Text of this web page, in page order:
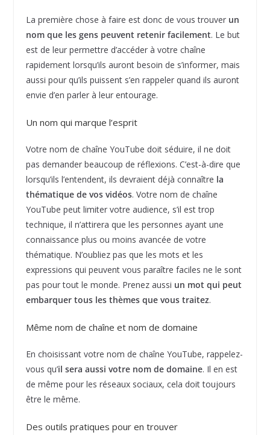
La première chose à faire est donc de vous trouver un
nom que les gens peuvent retenir facilement. Le but
est de leur permettre d’accéder à votre chaîne
rapidement lorsqu’ils auront besoin de s’informer, mais
aussi pour qu’ils puissent s’en rappeler quand ils auront
envie d’en parler à leur entourage.
Un nom qui marque l’esprit
Votre nom de chaîne YouTube doit séduire, il ne doit
pas demander beaucoup de réflexions. C’est-à-dire que
lorsqu’ils l’entendent, ils devraient déjà connaître la
thématique de vos vidéos. Votre nom de chaîne
YouTube peut limiter votre audience, s’il est trop
technique, il n’attirera que les personnes ayant une
connaissance plus ou moins avancée de votre
thématique. N’oubliez pas que les mots et les
expressions qui peuvent vous paraître faciles ne le sont
pas pour tout le monde. Prenez aussi un mot qui peut
embarquer tous les thèmes que vous traitez.
Même nom de chaîne et nom de domaine
En choisissant votre nom de chaîne YouTube, rappelez-
vous qu’il sera aussi votre nom de domaine. Il en est
de même pour les réseaux sociaux, cela doit toujours
être le même.
Des outils pratiques pour en trouver